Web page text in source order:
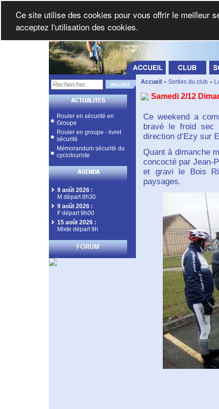
Rouler en sécurité en
Groupe
Rouler en groupe - livret
sécurité
Mémorandum sécurité du
cyclotouriste
9 août 2026 :
M départ 8h30
9 août 2026 :
F départ 9h00
15 août 2026 :
Mixte départ 9h
Accueil - Sorties du club -
Samedi 2/12
Ce weekend a
bravé le froid sec
direction d’Ezy sur
Quant à dimanche
concocté par Jean-
et gravi le Bois
paysages.
Ce site utilise des cookies pour vous offrir le meilleur
acceptez l'utilisation des cookies.